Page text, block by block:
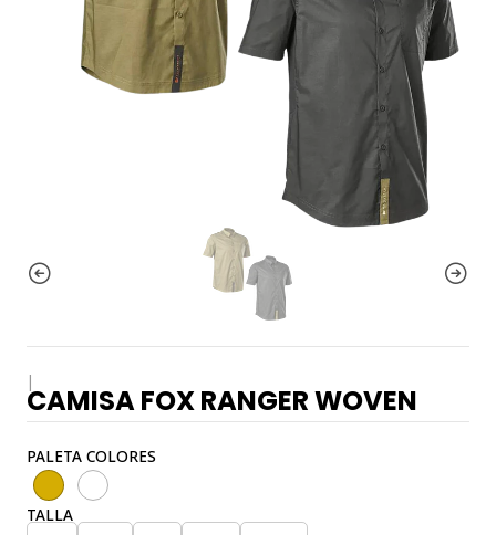
|
CAMISA FOX RANGER WOVEN
PALETA COLORES
TALLA